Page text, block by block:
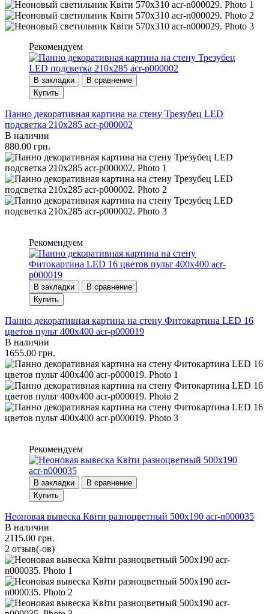
Рекомендуем
В закладки
В сравнение
Купить
Панно декоративная картина на стену Трезубец LED
подсветка 210x285 acr-p000002
В наличии
880.00 грн.
Рекомендуем
В закладки
В сравнение
Купить
Панно декоративная картина на стену Фитокартина LED 16
цветов пульт 400x400 acr-p000019
В наличии
1655.00 грн.
Рекомендуем
В закладки
В сравнение
Купить
Неоновая вывеска Квіти разноцветный 500х190 acr-n000035
В наличии
2115.00 грн.
2 отзыв(-ов)